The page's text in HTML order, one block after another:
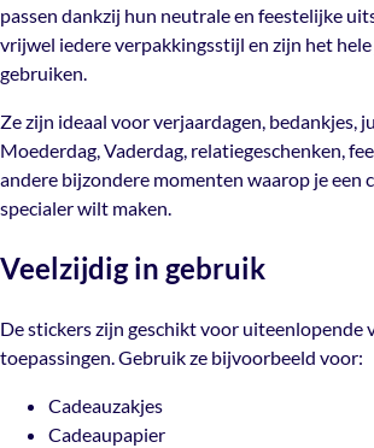
Ze zijn ideaal voor verjaardagen, bedankjes,
Moederdag, Vaderdag, relatiegeschenken,
andere bijzondere momenten waarop je een
iets specialer wilt maken.
Veelzijdig in gebruik
verpakkingen en toepassingen. Gebruik ze
Cadeauzakjes
Cadeaupapier
Vloeipapier
Cadeaudozen
passen dankzij hun neutrale en feestelijke
vrijwel iedere verpakkingsstijl en zijn het
gebruiken.
Ze zijn ideaal voor verjaardagen, bedankjes,
Moederdag, Vaderdag, relatiegeschenken,
andere bijzondere momenten waarop je een
specialer wilt maken.
Veelzijdig in gebruik
De stickers zijn geschikt voor uiteenlopende
toepassingen. Gebruik ze bijvoorbeeld voor:
Cadeauzakjes
Cadeaupapier